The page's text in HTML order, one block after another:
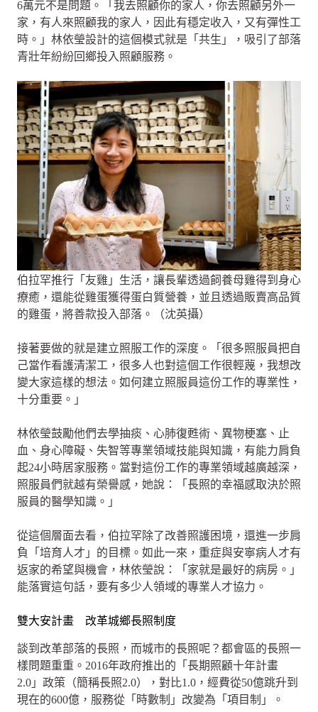
6萬元不是問題。「我去照顧你的家人，你去照顧另外一
家，有人來照顧我的家人，因此有穩定收入，又有彈性工
時。」林依瑩設計的這個模式就是「共生」，吸引了部落
青壯年紛紛回鄉投入照顧服務。
伯拉罕推行「友雞」生活，讓長輩透過飼養母雞得到身心
療癒，還能從雞蛋獲得蛋白質營養，並且透過販賣高品質
的雞蛋，將善款投入部落。（沈英攝）
接著要做的就是建立照服工作的深度。「很多照服員把自
己當作看護清潔工，很多人也對這個工作很輕蔑，我想改
變大家這樣的想法。如何建立照服員這份工作的專業性，
十分重要。」
林依瑩鼓勵他們去學抽痰、心肺復甦術、異物梗塞、止
血、身心障礙、失智等專業領域技能與知識，有能力肩負
起24小時居家服務。當對這份工作的專業領域越廣越深，
照服員們就越有榮譽感，她說：「長照的幸福感取決於照
服員的醫學知識。」
從這個層面去看，伯拉罕除了改善照護困境，還進一步肩
負「培育人才」的目標。如此一來，重症與安寧病人才有
返家的希望與機會，林依瑩說：「家就是最好的病房。」
能落實這句話，要有多少人領域的專業人才協力。
雙大安計畫 改革城鄉長照制度
談到改革部落的長照，而城市的長照呢？都會區的長照一
樣問題重重。2016年政府推出的「長期照顧十年計畫
2.0」政策（簡稱長照2.0），對比1.0，經費從50億跳升到
現在的600億，服務從「時數制」改變為「項目制」。